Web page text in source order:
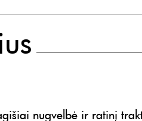
nugvelbė ir ratinį